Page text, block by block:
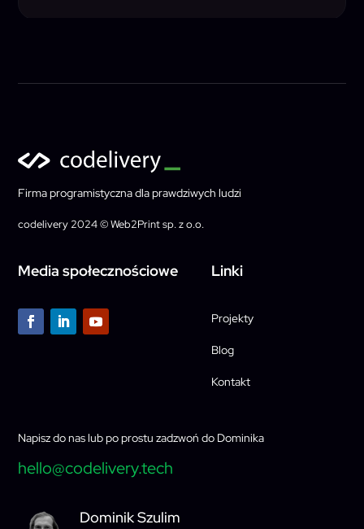
Firma programistyczna dla prawdziwych ludzi
codelivery 2024 © Web2Print sp. z o.o.
Media społecznościowe Linki
Projekty
Blog
Kontakt
Napisz do nas lub po prostu zadzwoń do Dominika
hello@codelivery.tech
Dominik Szulim